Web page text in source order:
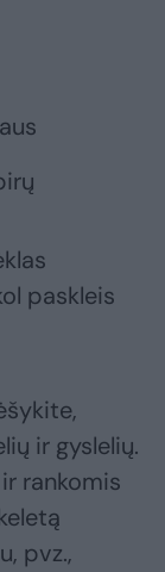
paskleis
ir gyslelių.
rankomis
pvz.,